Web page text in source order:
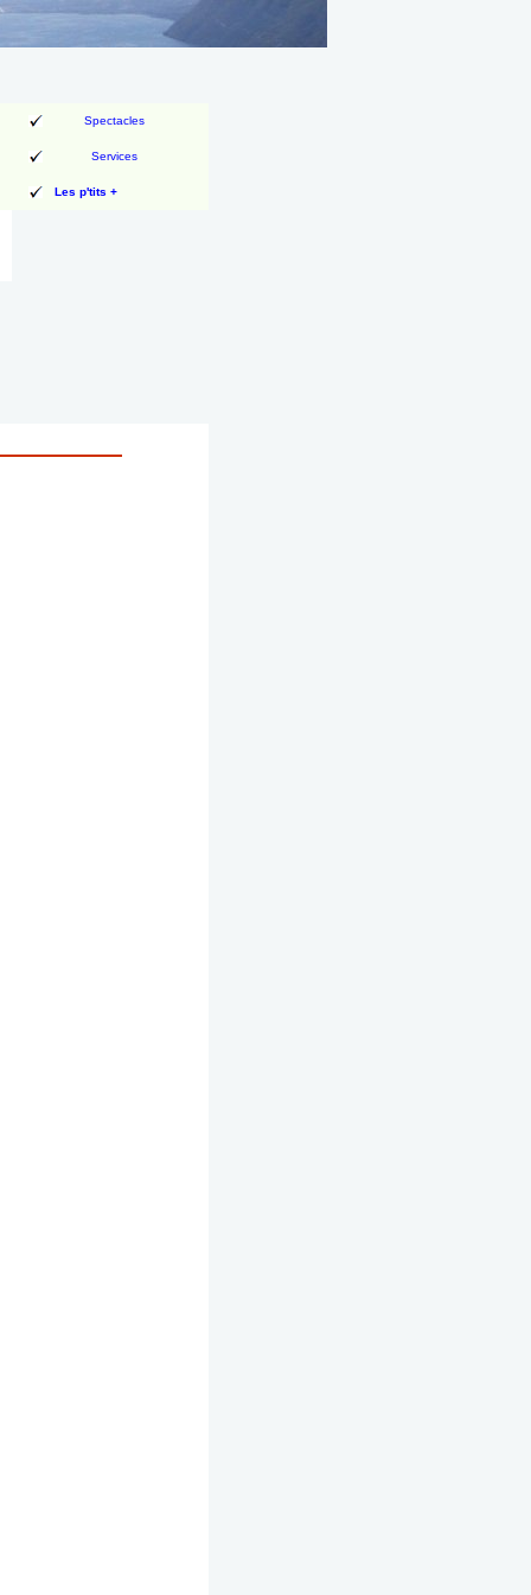
Spectacles
Services
Les p'tits +